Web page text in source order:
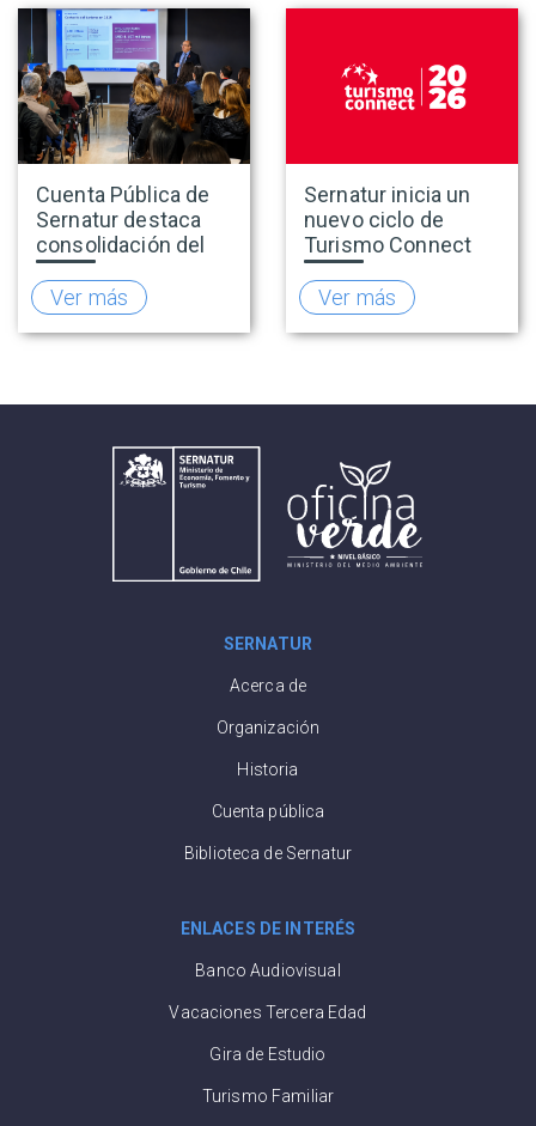
Cuenta Pública de
Sernatur destaca
consolidación del
turismo en 2025 y
presenta hoja de
ruta para fortalecer
la competitividad
Ver más
Sernatur inicia un
nuevo ciclo de
Turismo Connect
para fortalecer la
inteligencia de
mercado de la
industria turística
Ver más
SERNATUR
Acerca de
Organización
Historia
Cuenta pública
Biblioteca de Sernatur
ENLACES DE INTERÉS
Banco Audiovisual
Vacaciones Tercera Edad
Gira de Estudio
Turismo Familiar